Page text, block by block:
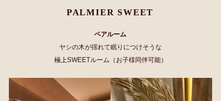
PALMIER SWEET
ペアルーム
ヤシの木が揺れて眠りにつけそうな
極上SWEETルーム（お子様同伴可能）